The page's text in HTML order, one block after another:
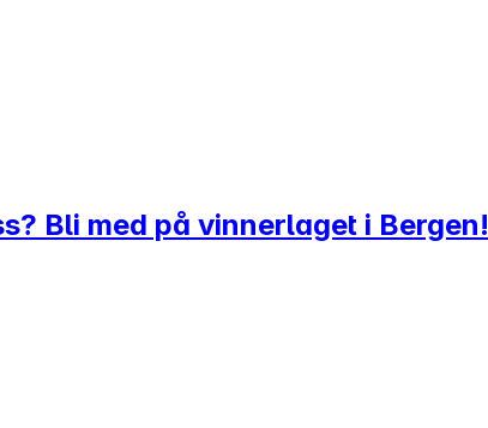
Bli med på vinnerlaget i Bergen!